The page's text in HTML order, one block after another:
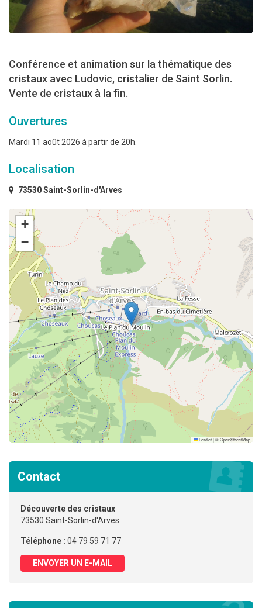
Conférence et animation sur la thématique des
cristaux avec Ludovic, cristalier de Saint Sorlin.
Vente de cristaux à la fin.
Ouvertures
Mardi 11 août 2026 à partir de 20h.
Localisation
73530 Saint-Sorlin-d'Arves
+
−
Leaflet|©OpenStreetMap
Contact
Découverte des cristaux
73530 Saint-Sorlin-d'Arves
Téléphone : 04 79 59 71 77
ENVOYER UN E-MAIL